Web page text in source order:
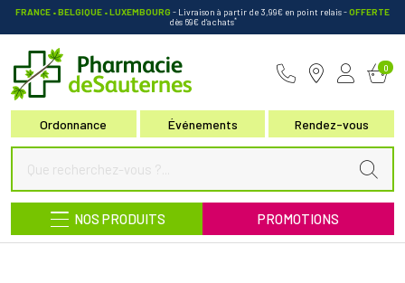
FRANCE • BELGIQUE • LUXEMBOURG - Livraison à partir de 3,99€ en point relais-OFFERTE
dès 69€ d’achats*
Ordonnance Événements Rendez-vous
0
NOS PRODUITS PROMOTIONS